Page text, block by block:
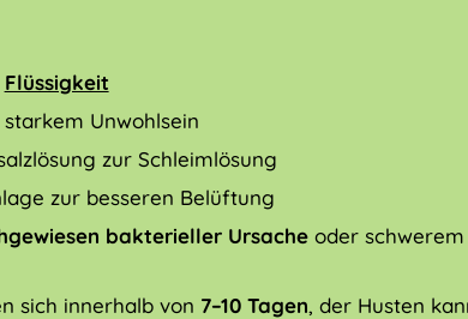
Flüssigkeit
Unwohlsein
zur Schleimlösung
zur besseren Belüftung
bakterieller Ursacheoder
sich innerhalb von 7–10 Tagen, der Husten